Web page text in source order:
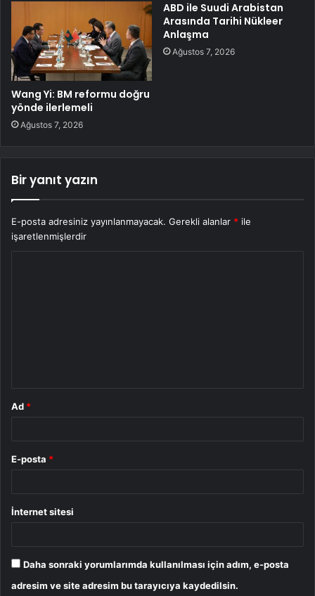
Wang Yi: BM reformu doğru
yönde ilerlemeli
Ağustos 7, 2026
ABD ile Suudi Arabistan
Arasında Tarihi Nükleer
Anlaşma
Ağustos 7, 2026
Bir yanıt yazın
E-posta adresiniz yayınlanmayacak. Gerekli alanlar * ile
işaretlenmişlerdir
Ad *
E-posta *
İnternet sitesi
Daha sonraki yorumlarımda kullanılması için adım, e-posta
adresim ve site adresim bu tarayıcıya kaydedilsin.